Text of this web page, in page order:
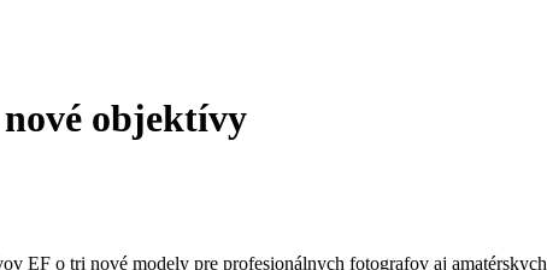
objektívy
EF o tri nové modely pre profesionálnych fotografov aj amatérskych